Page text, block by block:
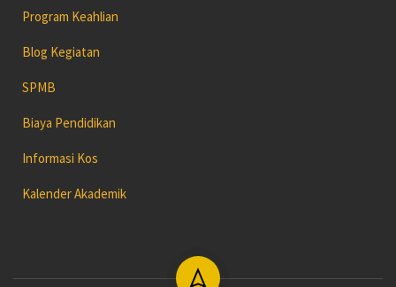
Program Keahlian
Blog Kegiatan
SPMB
Biaya Pendidikan
Informasi Kos
Kalender Akademik